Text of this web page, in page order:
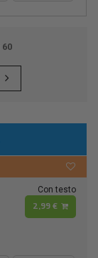
60
Con testo
2,99 €